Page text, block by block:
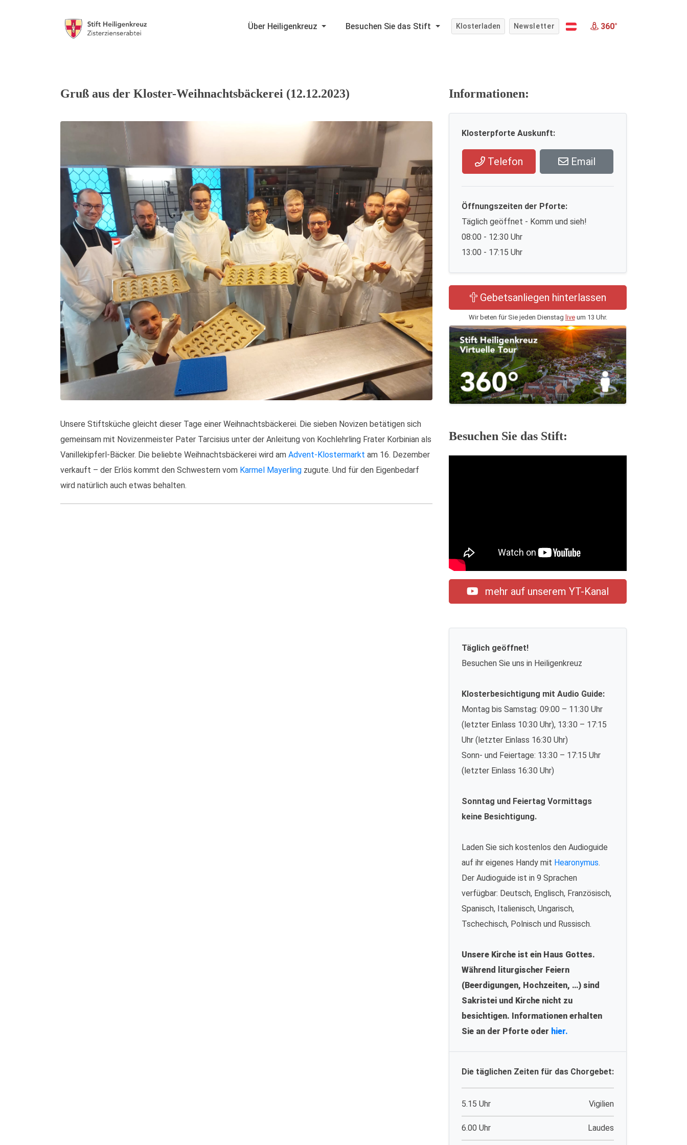
Über Heiligenkreuz Besuchen Sie das Stift Klosterladen Newsletter 360°
Gruß aus der Kloster-Weihnachtsbäckerei (12.12.2023)
Unsere Stiftsküche gleicht dieser Tage einer Weihnachtsbäckerei. Die sieben Novizen betätigen sich
gemeinsam mit Novizenmeister Pater Tarcisius unter der Anleitung von Kochlehrling Frater Korbinian als
Vanillekipferl-Bäcker. Die beliebte Weihnachtsbäckerei wird am Advent-Klostermarkt am 16. Dezember
verkauft – der Erlös kommt den Schwestern vom Karmel Mayerling zugute. Und für den Eigenbedarf
wird natürlich auch etwas behalten.
Informationen:
Klosterpforte Auskunft:
Telefon Email
Öffnungszeiten der Pforte:
Täglich geöffnet - Komm und sieh!
08:00 - 12:30 Uhr
13:00 - 17:15 Uhr
Gebetsanliegen hinterlassen
Wir beten für Sie jeden Dienstag liveum 13 Uhr.
Besuchen Sie das Stift:
mehr auf unserem YT-Kanal
Täglich geöffnet!
Besuchen Sie uns in Heiligenkreuz
Klosterbesichtigung mit Audio Guide:
Montag bis Samstag: 09:00 – 11:30 Uhr
(letzter Einlass 10:30 Uhr), 13:30 – 17:15
Uhr (letzter Einlass 16:30 Uhr)
Sonn- und Feiertage: 13:30 – 17:15 Uhr
(letzter Einlass 16:30 Uhr)
Sonntag und Feiertag Vormittags
keine Besichtigung.
Laden Sie sich kostenlos den Audioguide
auf ihr eigenes Handy mit Hearonymus.
Der Audioguide ist in 9 Sprachen
verfügbar: Deutsch, Englisch, Französisch,
Spanisch, Italienisch, Ungarisch,
Tschechisch, Polnisch und Russisch.
Unsere Kirche ist ein Haus Gottes.
Während liturgischer Feiern
(Beerdigungen, Hochzeiten, …) sind
Sakristei und Kirche nicht zu
besichtigen. Informationen erhalten
Sie an der Pforte oder hier.
Die täglichen Zeiten für das Chorgebet:
5.15 Uhr Vigilien
6.00 Uhr Laudes